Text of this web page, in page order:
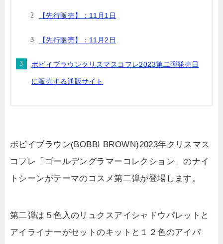
【先行販売】：11月1日
【先行販売】：11月2日
ボビイブラウンクリスマスコフレ2023第二弾発売日
に販売する通販サイト
ボビイブラウン(BOBBI BROWN)2023年クリスマス
コフレ「ゴールデングラマーコレクション」のナイ
トシーンがテーマのコスメ第二弾が登場します。
第二弾は５色入のリュクスアイシャドウパレットと
アイライナーがセットのキットと１２色のアイパ